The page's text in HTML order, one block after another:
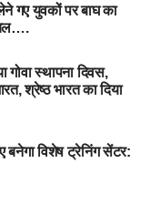
गए युवकों पर बाघ का
गोवा स्थापना दिवस,
श्रेष्ठ भारत का दिया
बनेगा विशेष ट्रेनिंग सेंटर: